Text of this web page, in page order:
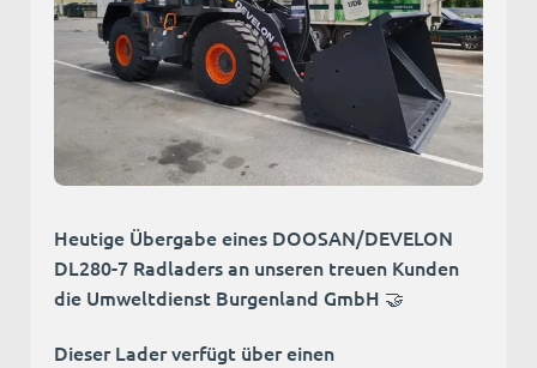
Heutige Übergabe eines DOOSAN/DEVELON
DL280-7 Radladers an unseren treuen Kunden
die Umweltdienst Burgenland GmbH 🤝
Dieser Lader verfügt über einen